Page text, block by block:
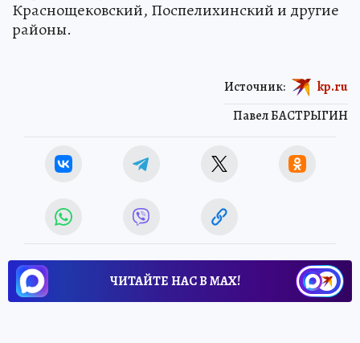
Краснощековский, Поспелихинский и другие
районы.
Павел БАСТРЫГИН
Источник: kp.ru
ЧИТАЙТЕ НАС В МАХ!